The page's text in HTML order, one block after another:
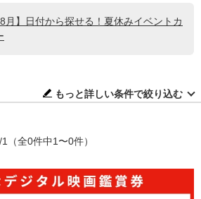
8月】日付から探せる！夏休みイベントカ
もっと詳しい条件で絞り込む
（全0件中1〜0件）